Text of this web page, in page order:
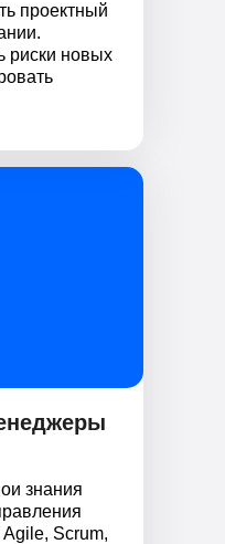
знания
Agile, Scrum,
проектный
риски новых